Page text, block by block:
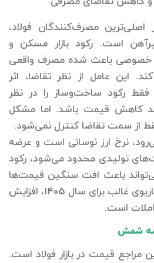
مصرف‌کنندگان فولاد،
است. رکود بازار مسکن و
خصوصی باعث شده مصرف واقعی
این عامل از نظر تقاضا، اثر
رکود ساخت‌وساز را در نظر
کاهش قیمت باشد. اما مشکل
از سمت تقاضا کنترل نمی‌شود.
نرخ ارز نوسانی است و عرضه
تولیدی محدود می‌شود، رکود
باعث افت سنگین قیمت‌ها
شود. به همین دلیل، سناریوی غالب برای سال 1405، افزایش
است.
مراجع قیمت در بازار فولاد است.